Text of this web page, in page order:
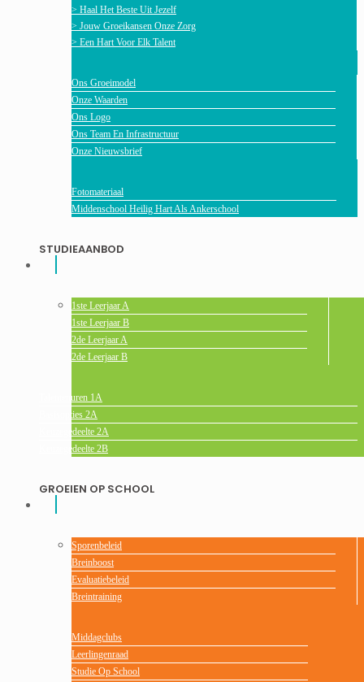
> Haal Het Beste Uit Jezelf
> Jouw Groeikansen Onze Zorg
> Een Hart Voor Elk Talent
Ons Groeimodel
Onze Waarden
Ons Logo
Ons Team En Infrastructuur
Onze Nieuwsbrief
Fotomateriaal
Middenschool Heilig Hart Als Ankerschool
STUDIEAANBOD
1ste Leerjaar A
1ste Leerjaar B
2de Leerjaar A
2de Leerjaar B
Talentenuren 1A
Basisopties 2A
Keuzegedeelte 2A
Keuzegedeelte 2B
GROEIEN OP SCHOOL
Sporenbeleid
Breinboost
Evaluatiebeleid
Breintraining
Middagclubs
Leerlingenraad
Studie Op School